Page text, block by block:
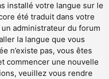
installé votre langue sur le
été traduit dans votre
administrateur du forum
la langue que vous
n’existe pas, vous êtes
commencer une nouvelle
veuillez vous rendre